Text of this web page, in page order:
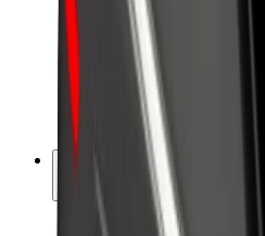
Inntekter for leveringsbud
Bolt Food-partnere
Franchiser
Bedrift
Karrierer